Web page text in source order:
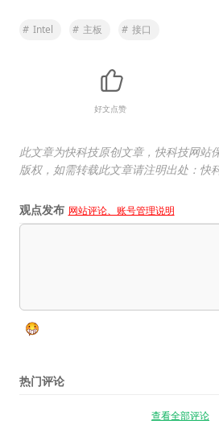
# Intel # 主板 # 接口
好文点赞
此文章为快科技原创文章，快科技网站
版权，如需转载此文章请注明出处：快
观点发布 网站评论、账号管理说明
热门评论
查看全部评论